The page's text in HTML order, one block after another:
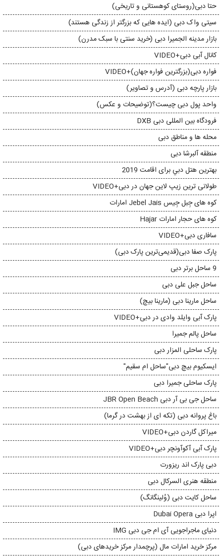
حتا دبی(روستای کوهستانی و تاریخی)
سیتی واک دبی (ایده هایی که بزرگتر از زندگی هستند)
بازار مدینه الجمیرا دبی (خرید سنتی با سبک مدرن)
کانال آبی دبی+VIDEO
فواره دبی(بزرگترین فواره جهان)+VIDEO
بازار پارچه دبی (آدرس و تصاویر)
واحد پول دبی چیست؟(توضیحات و عکس)
فرودگاه بین المللی دبی DXB
محله ها و مناطق دبی
منطقه آلبرشا دبی
بهترين هتل دبي برای اقامت 2019
طولانی ترین زیپ لاین جهان در دبی+VIDEO
کوه های جِبل جِیس Jebel Jais امارات
کوه های حجار امارات Hajar
سافاری دبی+VIDEO
پارک صفا دبی(قدیمی‌ترین پارک دبی)
9 ساحل برتر دبی
ساحل جبل علی دبی
ساحل مارینا دبی (مارینا بیچ)
پارک آبی وایلد وادی در دبی+VIDEO
ساحل پالم جمیرا
پارک ساحلی المزار دبی
ایسکیوم بیچ دبی"ساحل ام سقیم"
پارک ساحلی جمیرا دبی
ساحل جی بی آر دبی JBR Open Beach
باغ پروانه دبی (تکه ای از بهشت در گرما)
میراکل گاردن دبی+VIDEO
پارک آبی آکوآونچر دبی+VIDEO
دبی پارک اند ریزورت
منطقه هنری السرکال دبی
ساحل کایت دبی (وُلینگانگ)
اپرا دبی Dubai Opera
دنیای ماجراجویی آی ام جی دبی IMG
مرکز خرید امارات مال (پرچمدار مرکز خریدهای دبی)